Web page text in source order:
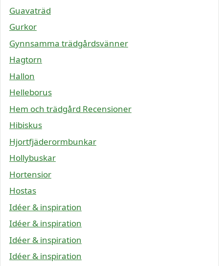
Guavaträd
Gurkor
Gynnsamma trädgårdsvänner
Hagtorn
Hallon
Helleborus
Hem och trädgård Recensioner
Hibiskus
Hjortfjäderormbunkar
Hollybuskar
Hortensior
Hostas
Idéer & inspiration
Idéer & inspiration
Idéer & inspiration
Idéer & inspiration